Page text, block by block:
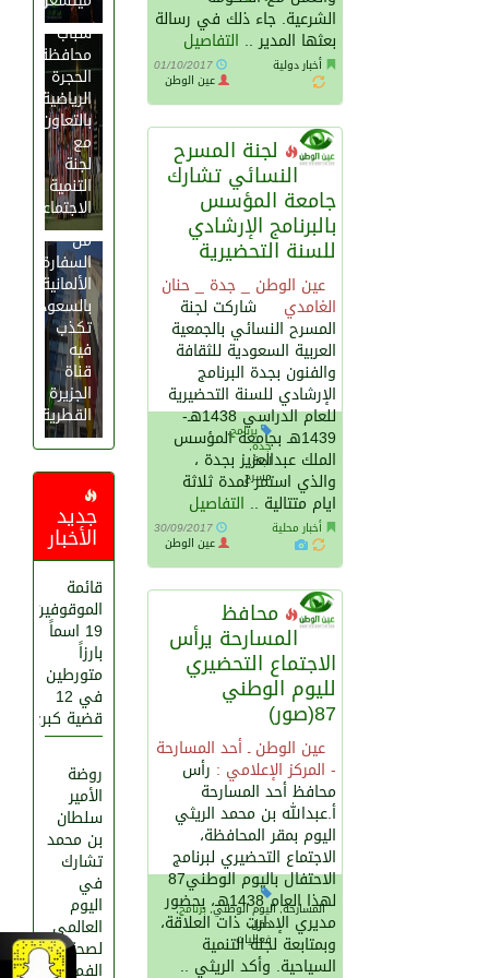
مجلس
شباب
محافظة
الحجرة
الرياضية
بالتعاون
مع
لجنة
التنمية
الاجتماعية
بيان
عاجل
من
السفارة
الألمانية
بالسعودية
تكذب
فيه
قناة
الجزيرة
القطرية
جديد
الأخبار
قائمة
الموقوفين..
19 اسماً
بارزاً
متورطين
في 12
قضية كبرى
روضة
الأمير
سلطان
بن محمد
تشارك
في
اليوم
العالمي
لصحة
الفم
الشرعية. جاء ذلك في رسالة
بعثها المدير .. التفاصيل
أخبار دولية 01/10/2017
عين الوطن
لجنة المسرح
النسائي تشارك
جامعة المؤسس
بالبرنامج الإرشادي
للسنة التحضيرية
عين الوطن _ جدة _ حنان
الغامدي شاركت لجنة
المسرح النسائي بالجمعية
العربية السعودية للثقافة
والفنون بجدة البرنامج
الإرشادي للسنة التحضيرية
للعام الدراسي 1438هـ-
1439هـ بجامعة المؤسس
الملك عبدالعزيز بجدة ،
والذي استمر لمدة ثلاثة
ايام متتالية .. التفاصيل
أخبار محلية 30/09/2017
عين الوطن
برنامج,
جدة,
لجنة,
مسرح
محافظ
المسارحة يرأس
الاجتماع التحضيري
لليوم الوطني
87(صور)
عين الوطن ـ أحد المسارحة
- المركز الإعلامي : رأس
محافظ أحد المسارحة
أ.عبدالله بن محمد الريثي
اليوم بمقر المحافظة،
الاجتماع التحضيري لبرنامج
الاحتفال باليوم الوطني87
لهذا العام 1438هـ، بحضور
مديري الإدارت ذات العلاقة،
وبمتابعة لجنة التنمية
السياحية. وأكد الريثي ..
المسارحة, اليوم الوطني,برنامج,
حفل,
فعاليات